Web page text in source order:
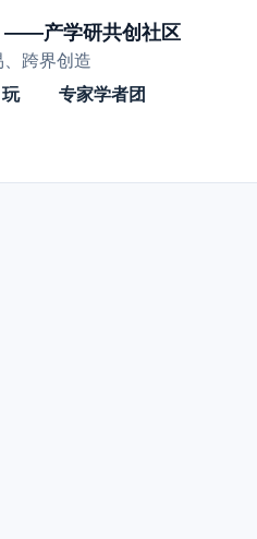
——产学研共创社区
跨界创造
玩 专家学者团